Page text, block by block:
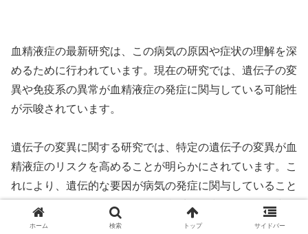
血精液症の最新研究は、この病気の原因や症状の理解を深
めるために行われています。現在の研究では、遺伝子の変
異や免疫系の異常が血精液症の発症に関与している可能性
が示唆されています。
遺伝子の変異に関する研究では、特定の遺伝子の変異が血
精液症のリスクを高めることが明らかにされています。こ
れにより、遺伝的な要因が病気の発症に関与していること
が示唆されています。また、免疫系の異常に関する研究で
は、免疫細胞の異常な反応が血精液症の症状を引き起こす
ホーム 検索 トップ サイドバー